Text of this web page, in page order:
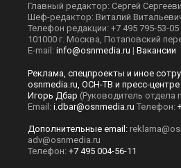
Главный редактор: Сергей
Шеф-редактор: Виталий
Телефон редакции: +7 495 795-53-05
101000 г. Москва, Потаповский
E-mail: info@osnmedia.ru | Вакансии
Реклама, спецпроекты и иное
osnmedia.ru, ОСН-ТВ и пресс-
Игорь Дбар (Руководитель отдела
Email: i.dbar@osnmedia.ru Телефон:
Дополнительные email:
adv@osnmedia.ru
Телефон: +7 495 004-56-11